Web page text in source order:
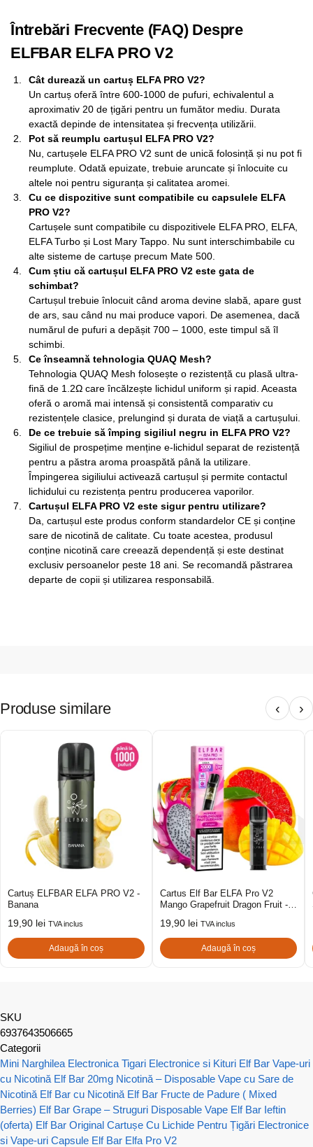
Întrebări Frecvente (FAQ) Despre
ELFBAR ELFA PRO V2
Cât durează un cartuș ELFA PRO V2?
Un cartuș oferă între 600-1000 de pufuri, echivalentul a
aproximativ 20 de țigări pentru un fumător mediu. Durata
exactă depinde de intensitatea și frecvența utilizării.
Pot să reumplu cartușul ELFA PRO V2?
Nu, cartușele ELFA PRO V2 sunt de unică folosință și nu pot fi
reumplute. Odată epuizate, trebuie aruncate și înlocuite cu
altele noi pentru siguranța și calitatea aromei.
Cu ce dispozitive sunt compatibile cu capsulele ELFA
PRO V2?
Cartușele sunt compatibile cu dispozitivele ELFA PRO, ELFA,
ELFA Turbo și Lost Mary Tappo. Nu sunt interschimbabile cu
alte sisteme de cartușe precum Mate 500.
Cum știu că cartușul ELFA PRO V2 este gata de
schimbat?
Cartușul trebuie înlocuit când aroma devine slabă, apare gust
de ars, sau când nu mai produce vapori. De asemenea, dacă
numărul de pufuri a depășit 700 – 1000, este timpul să îl
schimbi.
Ce înseamnă tehnologia QUAQ Mesh?
Tehnologia QUAQ Mesh folosește o rezistență cu plasă ultra-
fină de 1.2Ω care încălzește lichidul uniform și rapid. Aceasta
oferă o aromă mai intensă și consistentă comparativ cu
rezistențele clasice, prelungind și durata de viață a cartușului.
De ce trebuie să împing sigiliul negru in ELFA PRO V2?
Sigiliul de prospețime menține e-lichidul separat de rezistență
pentru a păstra aroma proaspătă până la utilizare.
Împingerea sigiliului activează cartușul și permite contactul
lichidului cu rezistența pentru producerea vaporilor.
Cartușul ELFA PRO V2 este sigur pentru utilizare?
Da, cartușul este produs conform standardelor CE și conține
sare de nicotină de calitate. Cu toate acestea, produsul
conține nicotină care creează dependență și este destinat
exclusiv persoanelor peste 18 ani. Se recomandă păstrarea
departe de copii și utilizarea responsabilă.
Produse similare ‹ ›
Cartuș ELFBAR ELFA PRO V2 -
Banana
19,90 lei TVA inclus
Adaugă în coș
Cartus Elf Bar ELFA Pro V2
Mango Grapefruit Dragon Fruit -
19,90 lei TVA inclus
Adaugă în coș
SKU
6937643506665
Categorii
Mini Narghilea Electronica Tigari Electronice si Kituri Elf Bar Vape-uri
cu Nicotină Elf Bar 20mg Nicotină – Disposable Vape cu Sare de
Nicotină Elf Bar cu Nicotină Elf Bar Fructe de Padure ( Mixed
Berries) Elf Bar Grape – Struguri Disposable Vape Elf Bar Ieftin
(oferta) Elf Bar Original Cartușe Cu Lichide Pentru Țigări Electronice
si Vape-uri Capsule Elf Bar Elfa Pro V2